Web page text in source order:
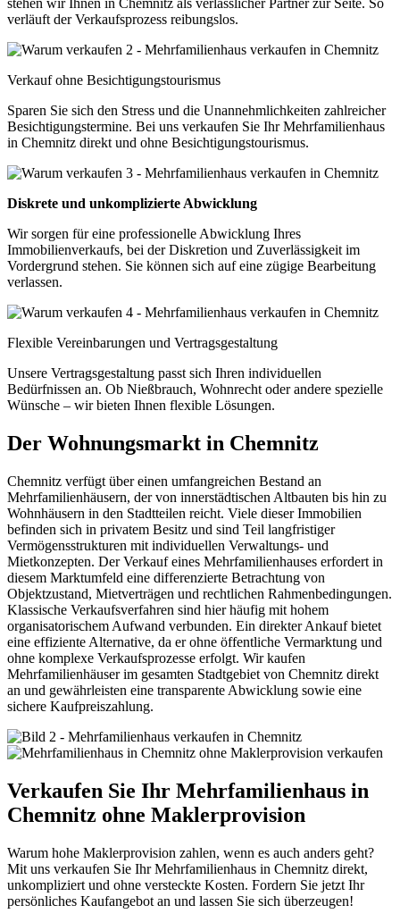
stehen wir Ihnen in Chemnitz als verlässlicher Partner zur Seite. So
verläuft der Verkaufsprozess reibungslos.
Verkauf ohne Besichtigungstourismus
Sparen Sie sich den Stress und die Unannehmlichkeiten zahlreicher
Besichtigungstermine. Bei uns verkaufen Sie Ihr Mehrfamilienhaus
in Chemnitz direkt und ohne Besichtigungstourismus.
Diskrete und unkomplizierte Abwicklung
Wir sorgen für eine professionelle Abwicklung Ihres
Immobilienverkaufs, bei der Diskretion und Zuverlässigkeit im
Vordergrund stehen. Sie können sich auf eine zügige Bearbeitung
verlassen.
Flexible Vereinbarungen und Vertragsgestaltung
Unsere Vertragsgestaltung passt sich Ihren individuellen
Bedürfnissen an. Ob Nießbrauch, Wohnrecht oder andere spezielle
Wünsche – wir bieten Ihnen flexible Lösungen.
Der Wohnungsmarkt in Chemnitz
Chemnitz verfügt über einen umfangreichen Bestand an
Mehrfamilienhäusern, der von innerstädtischen Altbauten bis hin zu
Wohnhäusern in den Stadtteilen reicht. Viele dieser Immobilien
befinden sich in privatem Besitz und sind Teil langfristiger
Vermögensstrukturen mit individuellen Verwaltungs- und
Mietkonzepten. Der Verkauf eines Mehrfamilienhauses erfordert in
diesem Marktumfeld eine differenzierte Betrachtung von
Objektzustand, Mietverträgen und rechtlichen Rahmenbedingungen.
Klassische Verkaufsverfahren sind hier häufig mit hohem
organisatorischem Aufwand verbunden. Ein direkter Ankauf bietet
eine effiziente Alternative, da er ohne öffentliche Vermarktung und
ohne komplexe Verkaufsprozesse erfolgt. Wir kaufen
Mehrfamilienhäuser im gesamten Stadtgebiet von Chemnitz direkt
an und gewährleisten eine transparente Abwicklung sowie eine
sichere Kaufpreiszahlung.
Verkaufen Sie Ihr Mehrfamilienhaus in
Chemnitz ohne Maklerprovision
Warum hohe Maklerprovision zahlen, wenn es auch anders geht?
Mit uns verkaufen Sie Ihr Mehrfamilienhaus in Chemnitz direkt,
unkompliziert und ohne versteckte Kosten. Fordern Sie jetzt Ihr
persönliches Kaufangebot an und lassen Sie sich überzeugen!